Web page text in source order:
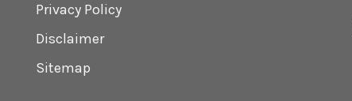
Privacy Policy
Disclaimer
Sitemap